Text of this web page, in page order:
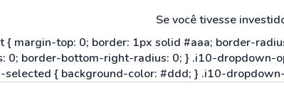
Se você tivesse